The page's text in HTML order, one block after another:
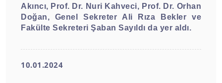
Akıncı, Prof. Dr. Nuri Kahveci, Prof. Dr. Orhan
Doğan, Genel Sekreter Ali Rıza Bekler ve
Fakülte Sekreteri Şaban Sayıldı da yer aldı.
10.01.2024